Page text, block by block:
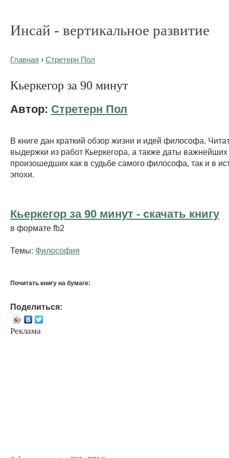
Инсай - вертикальное развитие
Главная › Стретерн Пол
Кьеркегор за 90 минут
Автор: Стретерн Пол
В книге дан краткий обзор жизни и идей философа.
выдержки из работ Кьеркегора, а также даты
произошедших как в судьбе самого философа, так и в
эпохи.
Кьеркегор за 90 минут - cкачать книгу
в формате fb2
Темы: Философия
Почитать книгу на бумаге:
Поделиться:
Реклама